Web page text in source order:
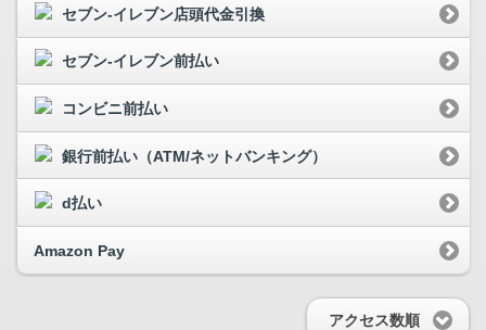
セブン-イレブン店頭代金引換
セブン-イレブン前払い
コンビニ前払い
銀行前払い（ATM/ネットバンキング）
d払い
Amazon Pay
アクセス数順